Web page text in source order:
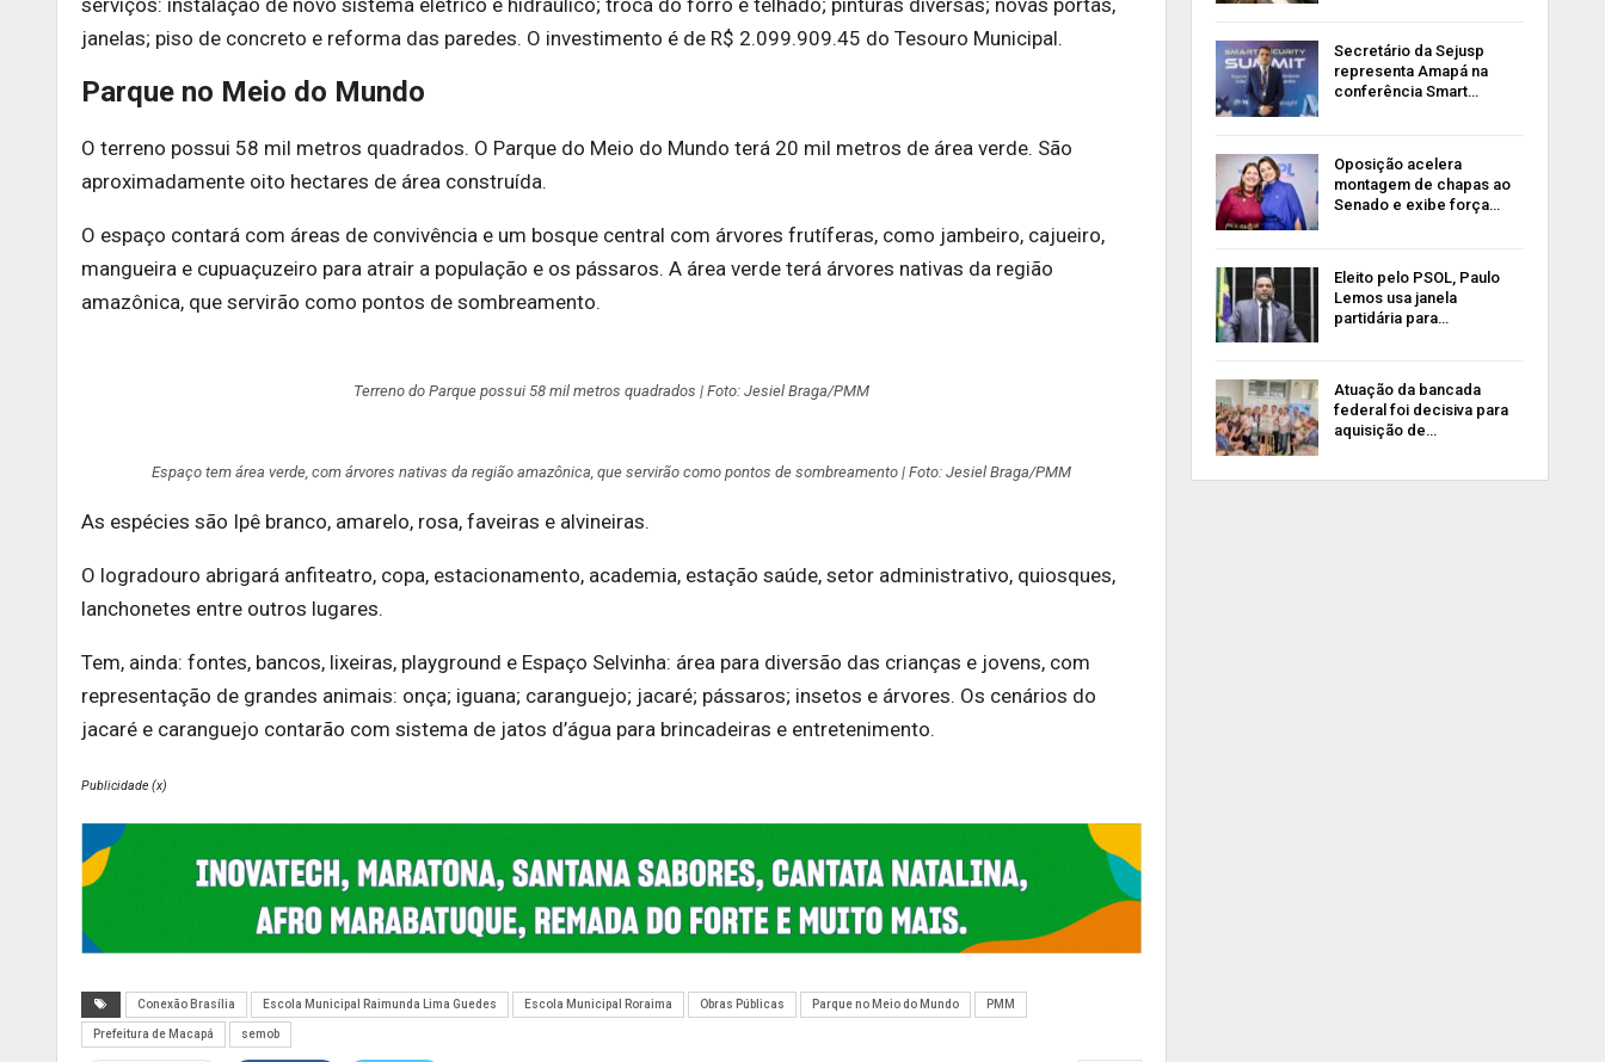
janelas; piso de concreto e reforma das paredes. O investimento é de R$ 2.099.909.45 do Tesouro Municipal.
Parque no Meio do Mundo
O terreno possui 58 mil metros quadrados. O Parque do Meio do Mundo terá 20 mil metros de área verde. São
aproximadamente oito hectares de área construída.
O espaço contará com áreas de convivência e um bosque central com árvores frutíferas, como jambeiro, cajueiro,
mangueira e cupuaçuzeiro para atrair a população e os pássaros. A área verde terá árvores nativas da região
amazônica, que servirão como pontos de sombreamento.
Terreno do Parque possui 58 mil metros quadrados | Foto: Jesiel Braga/PMM
Espaço tem área verde, com árvores nativas da região amazônica, que servirão como pontos de sombreamento | Foto: Jesiel Braga/PMM
As espécies são Ipê branco, amarelo, rosa, faveiras e alvineiras.
O logradouro abrigará anfiteatro, copa, estacionamento, academia, estação saúde, setor administrativo, quiosques,
lanchonetes entre outros lugares.
Tem, ainda: fontes, bancos, lixeiras, playground e Espaço Selvinha: área para diversão das crianças e jovens, com
representação de grandes animais: onça; iguana; caranguejo; jacaré; pássaros; insetos e árvores. Os cenários do
jacaré e caranguejo contarão com sistema de jatos d’água para brincadeiras e entretenimento.
Publicidade (x)
Conexão Brasília Escola Municipal Raimunda Lima Guedes Escola Municipal Roraima Obras Públicas Parque no Meio do Mundo PMM
Prefeitura de Macapá semob
Secretário da Sejusp
representa Amapá na
conferência Smart…
Oposição acelera
montagem de chapas ao
Senado e exibe força…
Eleito pelo PSOL, Paulo
Lemos usa janela
partidária para…
Atuação da bancada
federal foi decisiva para
aquisição de…